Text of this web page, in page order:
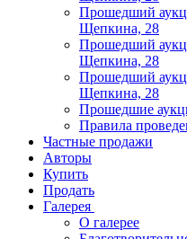
Прошедший
Щепкина, 28
Прошедший
Щепкина, 28
Прошедший
Щепкина, 28
Прошедшие
Правила
Частные продажи
Авторы
Купить
Продать
Галерея
О галерее